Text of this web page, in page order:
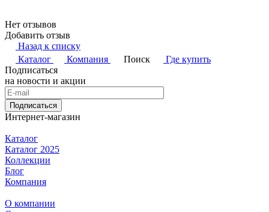
Нет отзывов
Добавить отзыв
Назад к списку
Каталог
Компания Поиск
Где купить
Подписаться
на новости и акции
Подписаться
Интернет-магазин
Каталог
Каталог 2025
Коллекции
Блог
Компания
О компании